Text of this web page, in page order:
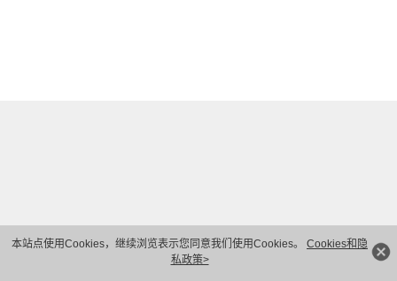
本站点使用Cookies，继续浏览表示您同意我们使用Cookies。 Cookies和隐
私政策>